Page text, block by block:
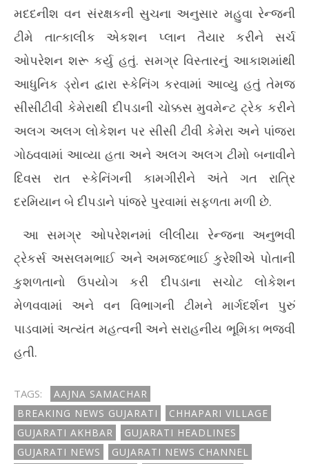
મદદનીશ વન સંરક્ષકની સુચના અનુસાર મહુવા રેન્જની
ટીમે તાત્કાલીક એકશન પ્લાન તૈયાર કરીને સર્ચ
ઓપરેશન શરૂ કર્યુ હતું. સમગ્ર વિસ્તારનું આકાશમાંથી
આધુનિક ડ્રોન દ્વારા સ્કેનિંગ કરવામાં આવ્યુ હતું તેમજ
સીસીટીવી કેમેરાથી દીપડાની ચોક્કસ મુવમેન્ટ ટ્રેક કરીને
અલગ અલગ લોકેશન પર સીસી ટીવી કેમેરા અને પાંજરા
ગોઠવવામાં આવ્યા હતા અને અલગ અલગ ટીમો બનાવીને
દિવસ રાત સ્કેનિંગની કામગીરીને અંતે ગત રાત્રિ
દરમિયાન બે દીપડાને પાંજરે પુરવામાં સફળતા મળી છે.
આ સમગ્ર ઓપરેશનમાં લીલીયા રેન્જના અનુભવી
ટ્રેકર્સ અસલમભાઈ અને અમજદભાઈ કુરેશીએ પોતાની
કુશળતાનો ઉપયોગ કરી દીપડાના સચોટ લોકેશન
મેળવવામાં અને વન વિભાગની ટીમને માર્ગદર્શન પુરું
પાડવામાં અત્યંત મહત્વની અને સરાહનીય ભૂમિકા ભજવી
હતી.
TAGS:
AAJNA SAMACHAR
BREAKING NEWS GUJARATI
CHHAPARI VILLAGE
GUJARATI AKHBAR
GUJARATI HEADLINES
GUJARATI NEWS
GUJARATI NEWS CHANNEL